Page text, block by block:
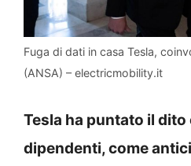
Fuga di dati in casa Tesla,
(ANSA) – electricmobility.it
Tesla ha puntato il
dipendenti, come